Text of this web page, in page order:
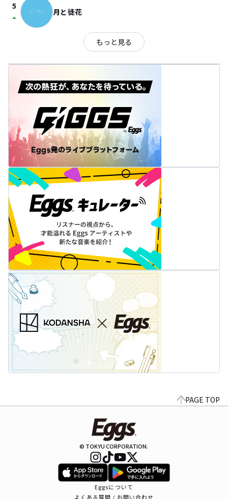
5
arrow_drop_up 月と徒花
もっと見る
PAGE TOP
© TOKYU CORPORATION.
Eggsについて
よくある質問 / お問い合わせ